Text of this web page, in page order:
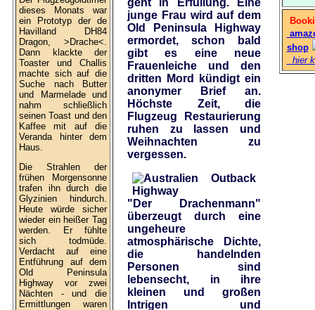
dieses Monats war
ein Prototyp der de
Havilland DH84
Dragon, >Drache<.
Dann klackte der
Toaster und Challis
machte sich auf die
Suche nach Butter
und Marmelade und
nahm schließlich
seinen Toast und den
Kaffee mit auf die
Veranda hinter dem
Haus.
Die Strahlen der
frühen Morgensonne
trafen ihn durch die
Glyzinien hindurch.
Heute würde sicher
wieder ein heißer Tag
werden. Er fühlte
sich todmüde.
Verdacht auf eine
Entführung auf dem
Old Peninsula
Highway vor zwei
Nächten - und die
Ermittlungen waren
geht in Erfüllung. Eine
junge Frau wird auf dem
Old Peninsula Highway
ermordet, schon bald
gibt es eine neue
Frauenleiche und den
dritten Mord kündigt ein
anonymer Brief an.
Höchste Zeit, die
Flugzeug Restaurierung
ruhen zu lassen und
Weihnachten zu
vergessen.
"Der Drachenmann"
überzeugt durch eine
ungeheure
atmosphärische Dichte,
die handelnden
Personen sind
lebensecht, in ihre
kleinen und großen
Intrigen und
shop
hier